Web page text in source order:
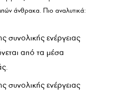
άνθρακα. Πιο αναλυτικά:
συνολικής ενέργειας
από τα μέσα
συνολικής ενέργειας